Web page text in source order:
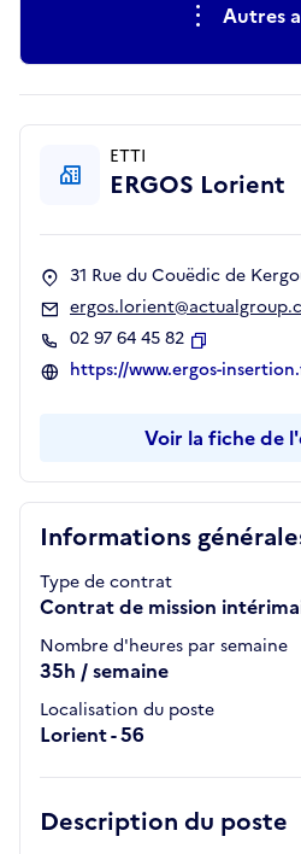
Autres
Informations
Type de contrat
Contrat de mission
Nombre d'heures par semaine
35h / semaine
Localisation du poste
Lorient - 56
Description du poste
ETTI
ERGOS Lorient
31 Rue du Couëdic de
02 97 64 45 82
Copier
https://www.ergos-
Voir la fiche de